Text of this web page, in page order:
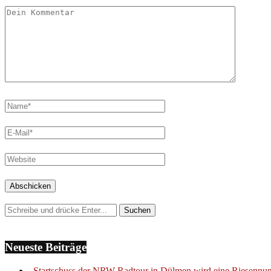
Neueste Beiträge